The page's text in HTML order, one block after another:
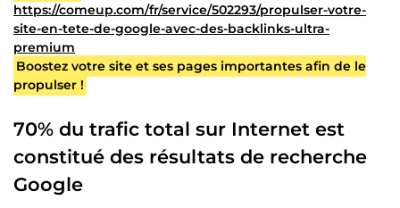
https://comeup.com/fr/service/502293/propulser-votre-
site-en-tete-de-google-avec-des-backlinks-ultra-
premium
Boostez votre site et ses pages importantes afin de le
propulser !
70% du trafic total sur Internet est
constitué des résultats de recherche
Google